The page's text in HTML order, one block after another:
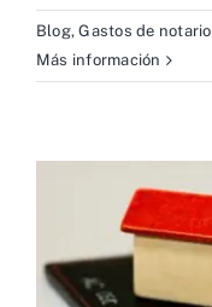
Blog,Gastos de notario
Más información